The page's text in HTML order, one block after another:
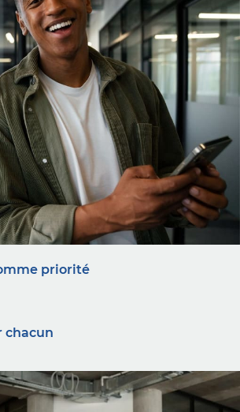
priorité
chacun